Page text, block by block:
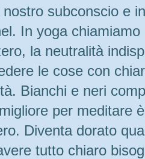
subconscio e
In yoga
la neutralità
le cose con
Bianchi e neri
per meditare
Diventa dorato
tutto chiaro